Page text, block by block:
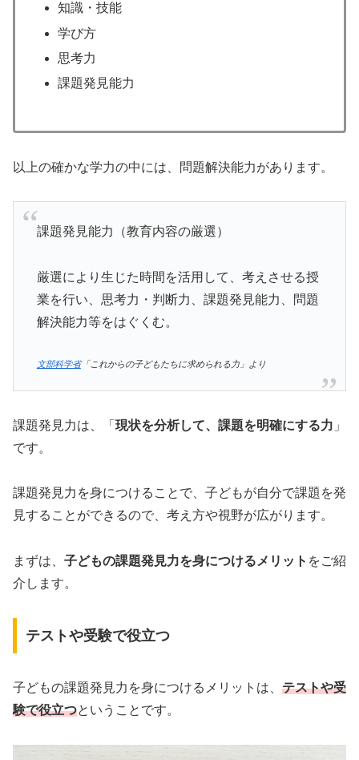
知識・技能
学び方
思考力
課題発見能力
以上の確かな学力の中には、問題解決能力があります。
課題発見能力（教育内容の厳選）
厳選により生じた時間を活用して、考えさせる授
業を行い、思考力・判断力、課題発見能力、問題
解決能力等をはぐくむ。
文部科学省「これからの子どもたちに求められる力」より
課題発見力は、「 現状を分析して、課題を明確にする力 」
です。
課題発見力を身につけることで、子どもが自分で課題を発
見することができるので、考え方や視野が広がります。
まずは、 子どもの課題発見力を身につけるメリット をご紹
介します。
テストや受験で役立つ
子どもの課題発見力を身につけるメリットは、 テストや受
験で役立つということです。